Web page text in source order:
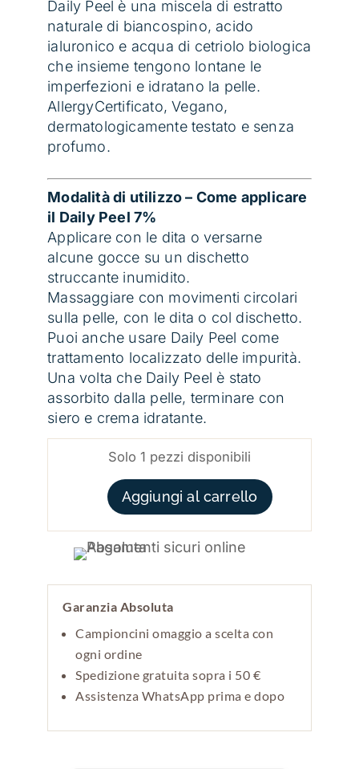
Daily Peel è una miscela di estratto
naturale di biancospino, acido
ialuronico e acqua di cetriolo biologica
che insieme tengono lontane le
imperfezioni e idratano la pelle.
AllergyCertificato, Vegano,
dermatologicamente testato e senza
profumo.
Modalità di utilizzo – Come applicare
il Daily Peel 7%
Applicare con le dita o versarne
alcune gocce su un dischetto
struccante inumidito.
Massaggiare con movimenti circolari
sulla pelle, con le dita o col dischetto.
Puoi anche usare Daily Peel come
trattamento localizzato delle impurità.
Una volta che Daily Peel è stato
assorbito dalla pelle, terminare con
siero e crema idratante.
Solo 1 pezzi disponibili
DAILY PEEL 7% QUANTITÀAggiungi al carrello
Garanzia Absoluta
Campioncini omaggio a scelta con
ogni ordine
Spedizione gratuita sopra i 50 €
Assistenza WhatsApp prima e dopo